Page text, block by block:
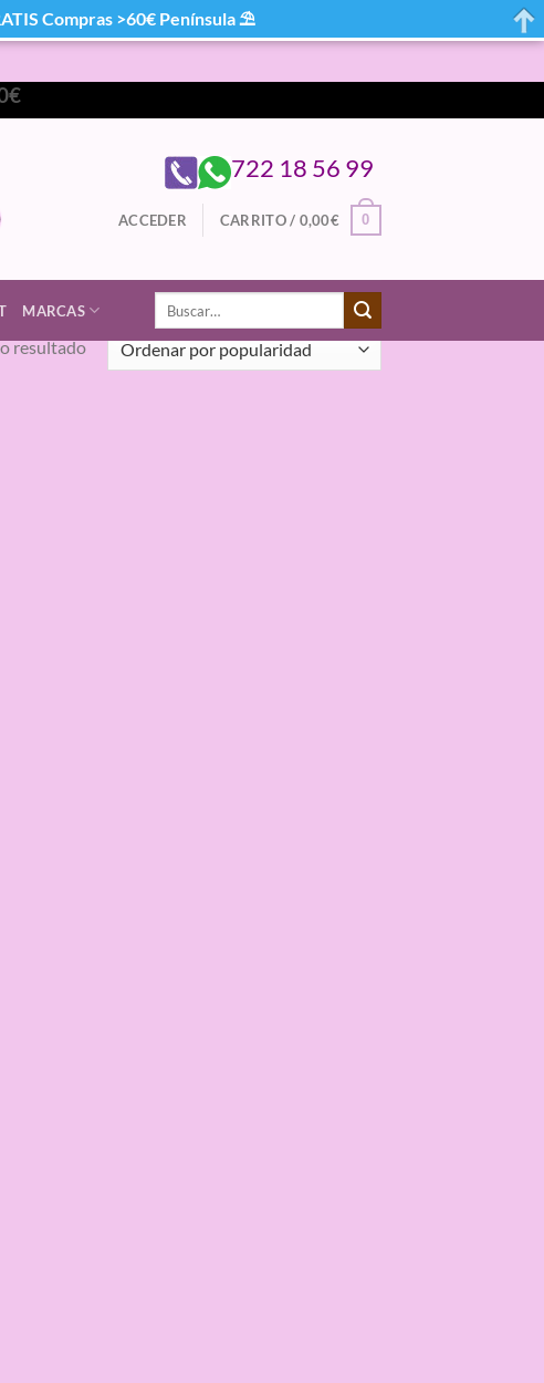
722 18 56 99
ACCEDER CARRITO / 0,00€ 0
MARCAS
Buscar
resultado
Compras >60€ Península ⛱